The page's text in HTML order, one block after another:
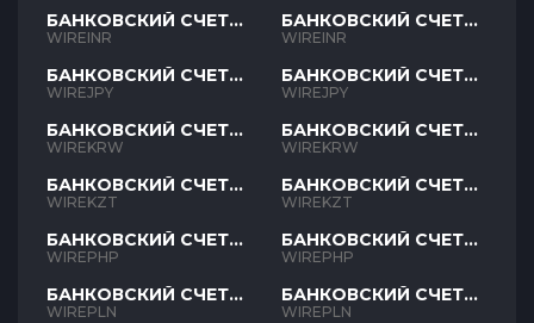
БАНКОВСКИЙ СЧЕТ
INR
WIREINR
БАНКОВСКИЙ СЧЕТ
JPY
WIREJPY
БАНКОВСКИЙ СЧЕТ
KRW
WIREKRW
БАНКОВСКИЙ СЧЕТ
KZT
WIREKZT
БАНКОВСКИЙ СЧЕТ
PHP
WIREPHP
БАНКОВСКИЙ СЧЕТ
PLN
WIREPLN
БАНКОВСКИЙ СЧЕТ
INR
WIREINR
БАНКОВСКИЙ СЧЕТ
JPY
WIREJPY
БАНКОВСКИЙ СЧЕТ
KRW
WIREKRW
БАНКОВСКИЙ СЧЕТ
KZT
WIREKZT
БАНКОВСКИЙ СЧЕТ
PHP
WIREPHP
БАНКОВСКИЙ СЧЕТ
PLN
WIREPLN